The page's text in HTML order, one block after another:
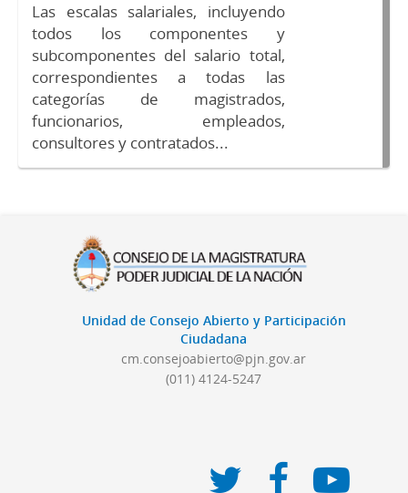
Las escalas salariales, incluyendo
todos los componentes y
subcomponentes del salario total,
correspondientes a todas las
categorías de magistrados,
funcionarios, empleados,
consultores y contratados...
Unidad de Consejo Abierto y Participación
Ciudadana
cm.consejoabierto@pjn.gov.ar
(011) 4124-5247